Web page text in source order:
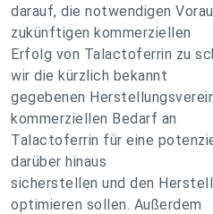
darauf, die notwendigen
zukünftigen kommerziellen
Erfolg von Talactoferrin zu
wir die kürzlich bekannt
gegebenen
kommerziellen Bedarf an
Talactoferrin für eine
darüber hinaus
sicherstellen und den
optimieren sollen. Außerdem